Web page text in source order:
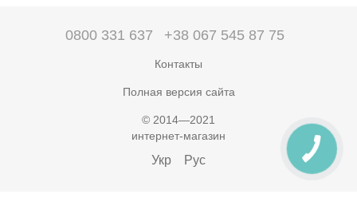
0800 331 637 +38 067 545 87 75
Контакты
Полная версия сайта
© 2014—2021
интернет-магазин
Укр Рус